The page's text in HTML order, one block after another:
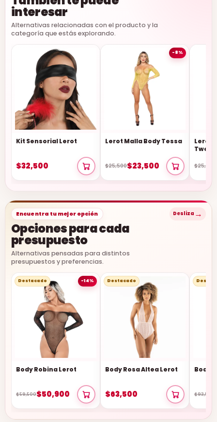
interesar
Alternativas relacionadas con el producto y la
categoría que estás explorando.
Kit Sensorial Lerot
$32,500
-8%
Lerot Malla Body Tessa
$25,500$23,500
Lerot
Twerla
$25,500
Encuentra tu mejor opción
Opciones para cada
presupuesto
Alternativas pensadas para distintos
presupuestos y preferencias.
Desliza →
Destacado -14%
Body Robina Lerot
$59,500$50,900
Destacado
Body Rosa Altea Lerot
$63,500
Body
$93,500